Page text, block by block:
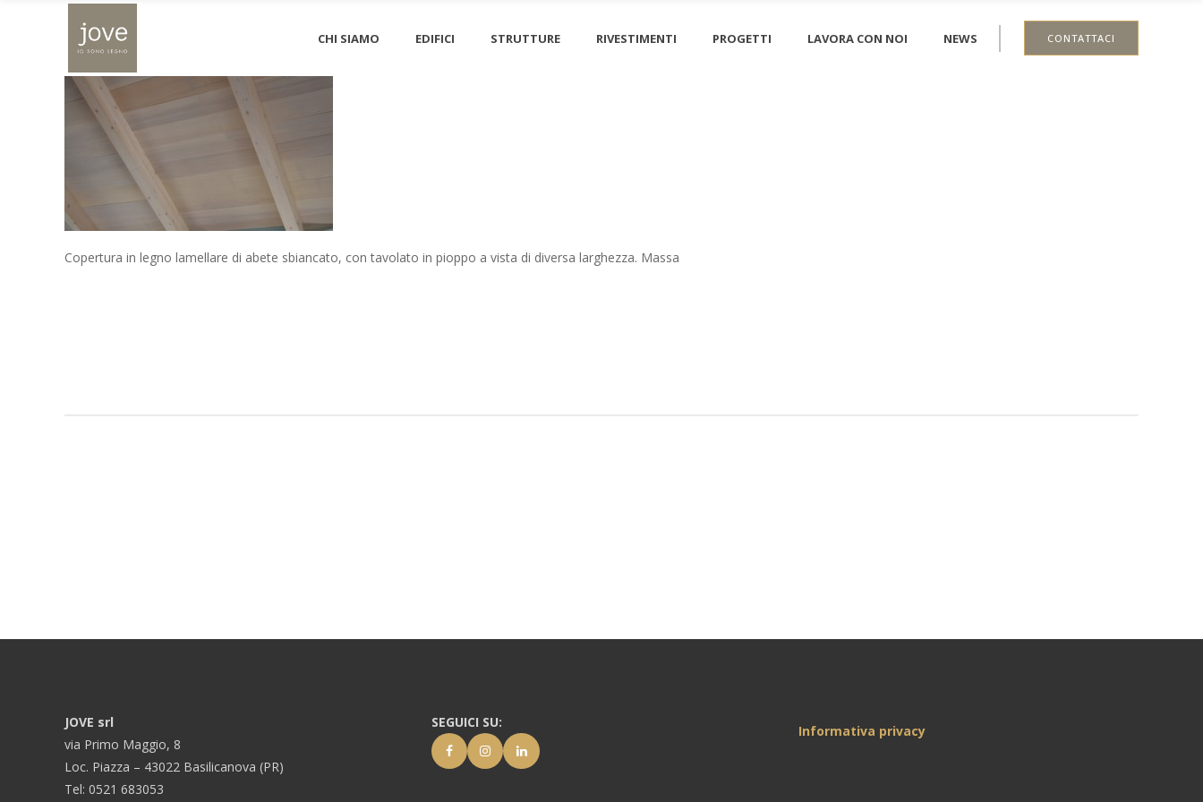
CHI SIAMO EDIFICI STRUTTURE RIVESTIMENTI PROGETTI LAVORA CON NOI NEWS CONTATTACI
Struttura in legno lamellare – Castelnuovo Magra
Copertura in legno lamellare di abete sbiancato, con tavolato in pioppo a vista di diversa larghezza. Massa
JOVE srl
via Primo Maggio, 8
Loc. Piazza – 43022 Basilicanova (PR)
Tel: 0521 683053
SEGUICI SU:
Informativa privacy